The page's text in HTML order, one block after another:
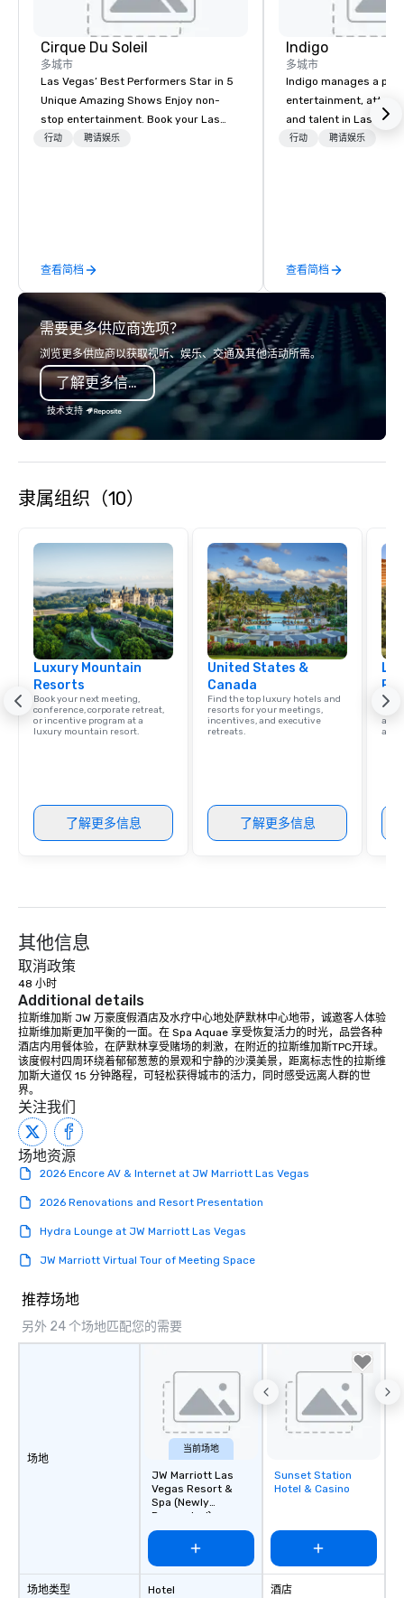
Cirque Du Soleil
多城市
Las Vegas’ Best Performers Star in 5
Unique Amazing Shows Enjoy non-
stop entertainment. Book your Las
Vegas show tickets.
行动 聘请娱乐
查看简档
Indigo
多城市
Indigo manages a
entertainment,
and talent in Las
and Atlantic City. We
direct line of
unparalleled
行动 聘请娱乐
查看简档
需要更多供应商选项？
浏览更多供应商以获取视听、娱乐、交通及其他活动所需。
了解更多信息
技术支持
隶属组织（10）
Luxury Mountain
Resorts
Book your next meeting,
conference, corporate retreat,
or incentive program at a
luxury mountain resort.
了解更多信息
United States &
Canada
Find the top luxury hotels and
resorts for your meetings,
incentives, and executive
retreats.
了解更多信息
with
and
其他信息
取消政策
48 小时
Additional details
拉斯维加斯 JW 万豪度假酒店及水疗中心地处萨默林中心地带，诚邀客人体验
拉斯维加斯更加平衡的一面。在 Spa Aquae 享受恢复活力的时光，品尝各种
酒店内用餐体验，在萨默林享受赌场的刺激，在附近的拉斯维加斯TPC开球。
该度假村四周环绕着郁郁葱葱的景观和宁静的沙漠美景，距离标志性的拉斯维
加斯大道仅 15 分钟路程，可轻松获得城市的活力，同时感受远离人群的世
界。
关注我们
场地资源
2026 Encore AV & Internet at JW Marriott Las Vegas
2026 Renovations and Resort Presentation
Hydra Lounge at JW Marriott Las Vegas
JW Marriott Virtual Tour of Meeting Space
推荐场地
另外 24 个场地匹配您的需要
场地
场地类型
当前场地
JW Marriott Las
Vegas Resort &
Spa (Newly
Renovated)
Hotel
Removed from
favorites
Sunset Station
Hotel & Casino
酒店